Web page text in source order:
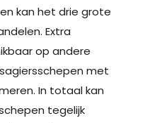
kan het drie grote
Extra
op andere
met
In totaal kan
tegelijk